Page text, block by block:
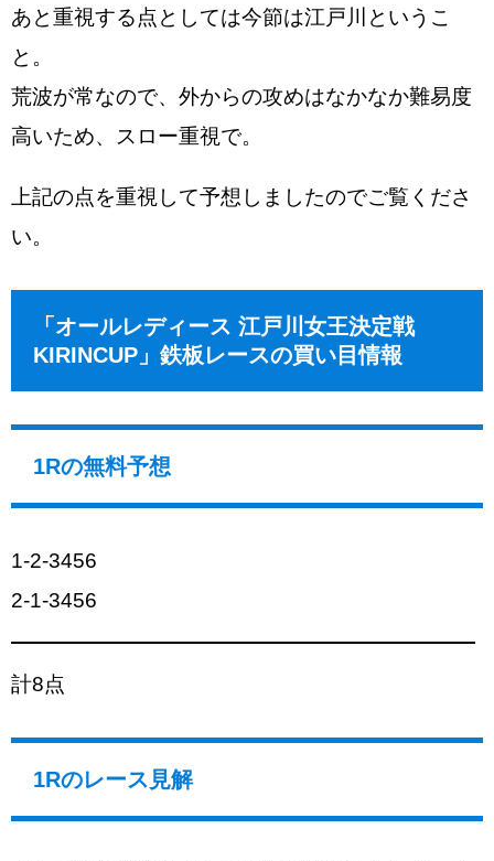
あと重視する点としては今節は江戸川というこ
と。
荒波が常なので、外からの攻めはなかなか難易度
高いため、スロー重視で。
上記の点を重視して予想しましたのでご覧くださ
い。
「オールレディース 江戸川女王決定戦
KIRINCUP」鉄板レースの買い目情報
1Rの無料予想
1-2-3456
2-1-3456
計8点
1Rのレース見解